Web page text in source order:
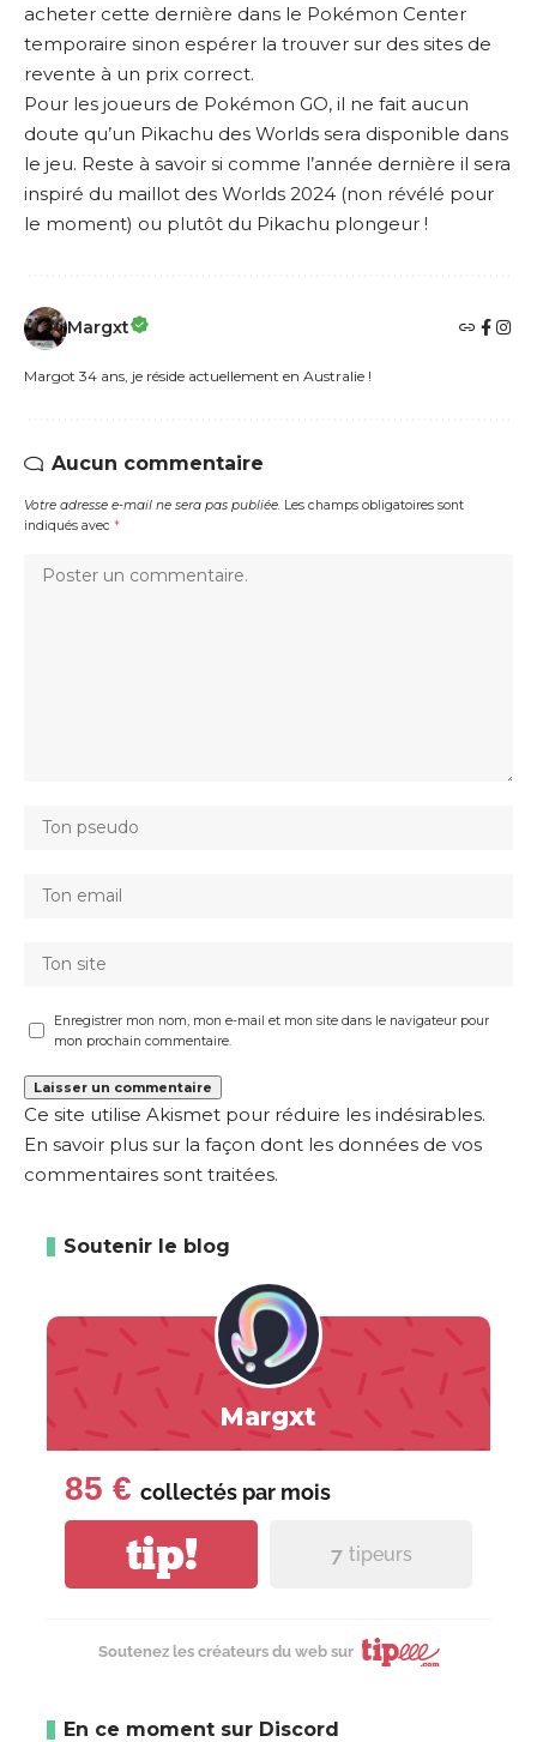
acheter cette dernière dans le Pokémon Center
temporaire sinon espérer la trouver sur des sites de
revente à un prix correct.
Pour les joueurs de Pokémon GO, il ne fait aucun
doute qu’un Pikachu des Worlds sera disponible dans
le jeu. Reste à savoir si comme l’année dernière il sera
inspiré du maillot des Worlds 2024 (non révélé pour
le moment) ou plutôt du Pikachu plongeur !
Margxt
Margot 34 ans, je réside actuellement en Australie !
Aucun commentaire
Votre adresse e-mail ne sera pas publiée. Les champs obligatoires sont
indiqués avec *
Enregistrer mon nom, mon e-mail et mon site dans le navigateur pour
mon prochain commentaire.
Ce site utilise Akismet pour réduire les indésirables.
En savoir plus sur la façon dont les données de vos
commentaires sont traitées.
Soutenir le blog
Margxt
85 € collectés par mois
tip! 7 tipeurs
Soutenez les créateurs du web sur
En ce moment sur Discord